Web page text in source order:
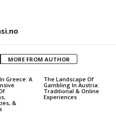
MORE FROM AUTHOR
Greece: A
&
The Landscape Of
Gambling In Austria:
Traditional & Online
Experiences